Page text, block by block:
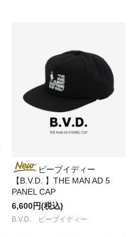
ビーブイディー
【B.V.D. 】THE MAN AD 5
PANEL CAP
6,600円(税込)
B.V.D. ビーブイディー